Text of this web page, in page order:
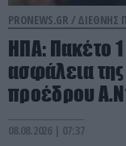
PRONEWS.GR / ΔΙΕΘΝΗΣ
ΗΠΑ: Πακέτο
ασφάλεια
προέδρου
08.08.2026 | 07:37